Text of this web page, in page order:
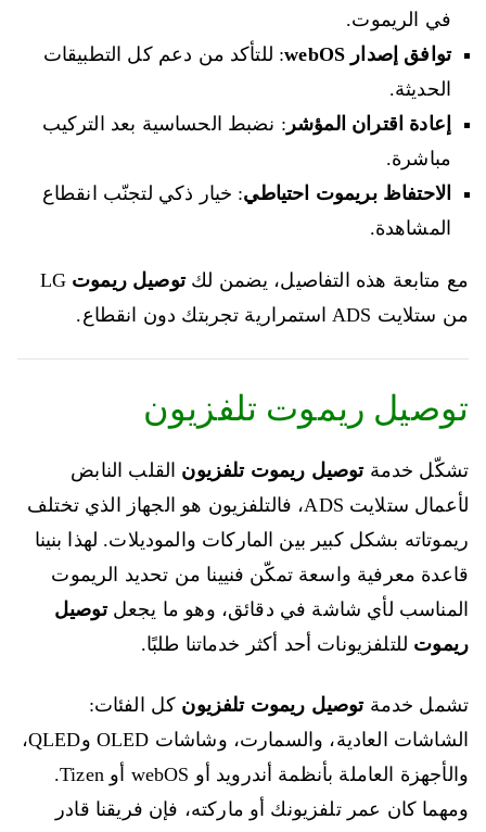
في الريموت.
توافق إصدار webOS
: للتأكد من دعم كل التطبيقات
الحديثة.
إعادة اقتران المؤشر : نضبط الحساسية بعد التركيب
مباشرة.
الاحتفاظ بريموت احتياطي: خيار ذكي لتجنّب انقطاع
المشاهدة.
مع متابعة هذه التفاصيل، يضمن لكتوصيل ريموت LG
من ستلايت ADS استمرارية تجربتك دون انقطاع.
توصيل ريموت تلفزيون
تشكّل خدمةتوصيل ريموت تلفزيون القلب النابض
لأعمال ستلايت ADS، فالتلفزيون هو الجهاز الذي تختلف
ريموتاته بشكل كبير بين الماركات والموديلات. لهذا بنينا
قاعدة معرفية واسعة تمكّن فنيينا من تحديد الريموت
المناسب لأي شاشة في دقائق، وهو ما يجعلتوصيل
ريموت للتلفزيونات أحد أكثر خدماتنا طلبًا.
تشمل خدمةتوصيل ريموت تلفزيون كل الفئات:
الشاشات العادية، والسمارت، وشاشات OLED وQLED،
والأجهزة العاملة بأنظمة أندرويد أو webOS أو Tizen.
ومهما كان عمر تلفزيونك أو ماركته، فإن فريقنا قادر